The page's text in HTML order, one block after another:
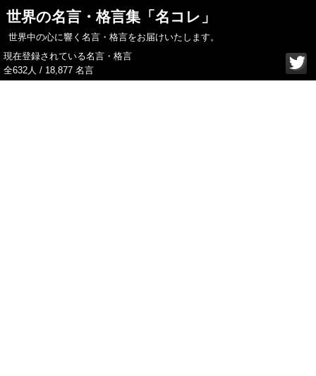
世界の名言・格言集「名コレ」
世界中の心に響く名言・格言をお届けいたします。
現在登録されている名言・格言
全632人 / 18,877 名言